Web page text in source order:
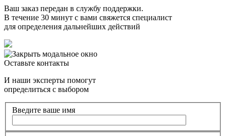
Ваш заказ передан в службу поддержки.
В течение 30 минут с вами свяжется специалист
для определения дальнейших действий
Оставьте контакты
И наши эксперты помогут
определиться с выбором
Введите ваше имя